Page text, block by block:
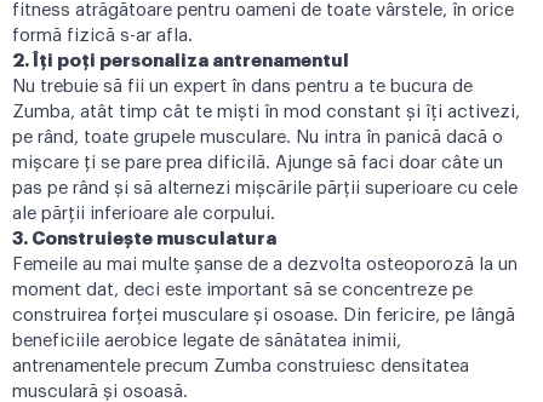
fitness atrăgătoare pentru oameni de toate vârstele, în orice
formă fizică s-ar afla.
2. Îți poți personaliza antrenamentul
Nu trebuie să fii un expert în dans pentru a te bucura de
Zumba, atât timp cât te miști în mod constant și îți activezi,
pe rând, toate grupele musculare. Nu intra în panică dacă o
mișcare ți se pare prea dificilă. Ajunge să faci doar câte un
pas pe rând și să alternezi mișcările părții superioare cu cele
ale părții inferioare ale corpului.
3. Construiește musculatura
Femeile au mai multe șanse de a dezvolta osteoporoză la un
moment dat, deci este important să se concentreze pe
construirea forței musculare și osoase. Din fericire, pe lângă
beneficiile aerobice legate de sănătatea inimii,
antrenamentele precum Zumba construiesc densitatea
musculară și osoasă.